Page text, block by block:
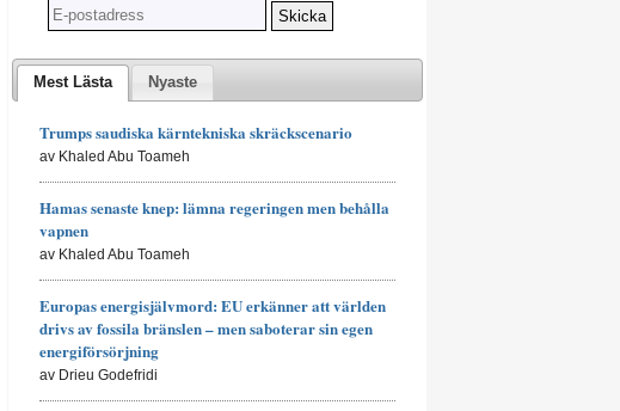
Mest Lästa Nyaste
Trumps saudiska kärntekniska skräckscenario
av Khaled Abu Toameh
Hamas senaste knep: lämna regeringen men behålla
vapnen
av Khaled Abu Toameh
Europas energisjälvmord: EU erkänner att världen
drivs av fossila bränslen – men saboterar sin egen
energiförsörjning
av Drieu Godefridi